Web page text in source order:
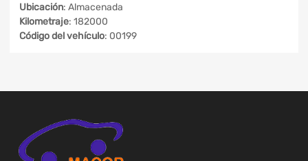
Ubicación: Almacenada
Kilometraje: 182000
Código del vehículo: 00199